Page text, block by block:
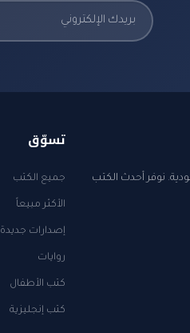
نوفر أحدث الكتب
تسوّق
جميع الكتب
الأكثر مبيعاً
إصدارات جديدة
روايات
كتب الأطفال
كتب إنجليزية